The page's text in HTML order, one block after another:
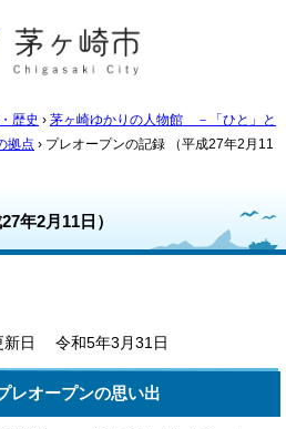
歴史 › 茅ヶ崎ゆかりの人物館 －「ひと」と
拠点 › プレオープンの記録 （平成27年2月11
年2月11日）
日 令和5年3月31日
オープンの思い出